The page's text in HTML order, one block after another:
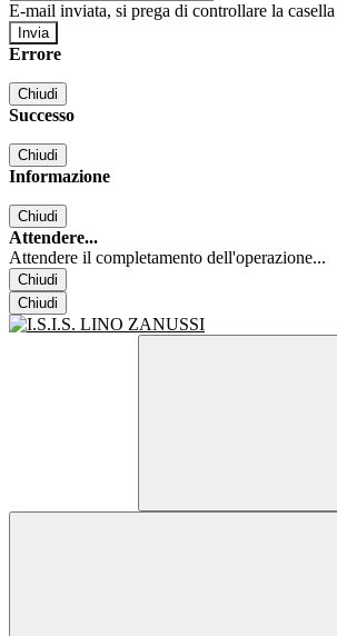
E-mail inviata, si prega di controllare la
Errore
Chiudi
Successo
Chiudi
Informazione
Chiudi
Attendere...
Attendere il completamento dell'operazione...
Chiudi
Chiudi